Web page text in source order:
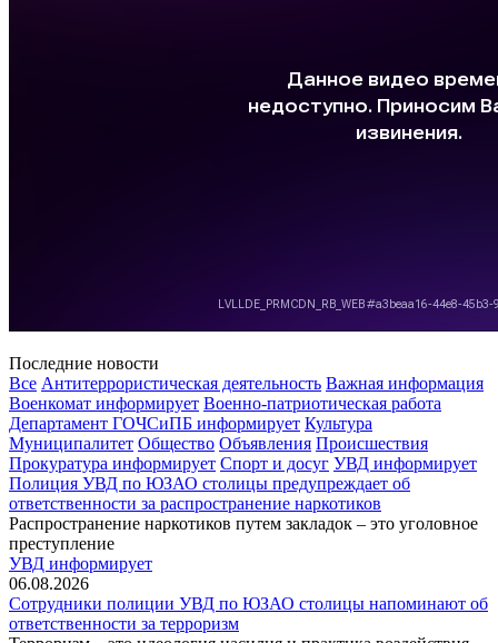
Последние новости
Все Антитеррористическая деятельность Важная информация
Военкомат информирует Военно-патриотическая работа
Департамент ГОЧСиПБ информирует Культура
Муниципалитет Общество Объявления Происшествия
Прокуратура информирует Спорт и досуг УВД информирует
Полиция УВД по ЮЗАО столицы предупреждает об
ответственности за распространение наркотиков
Распространение наркотиков путем закладок – это уголовное
преступление
УВД информирует
06.08.2026
Сотрудники полиции УВД по ЮЗАО столицы напоминают об
ответственности за терроризм